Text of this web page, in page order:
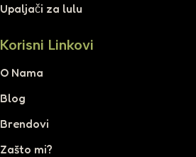
Upaljači za lulu
Korisni Linkovi
O Nama
Blog
Brendovi
Zašto mi?